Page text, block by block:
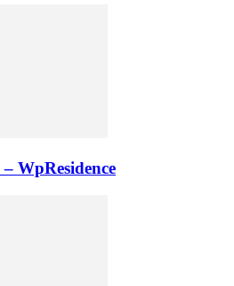
WpResidence